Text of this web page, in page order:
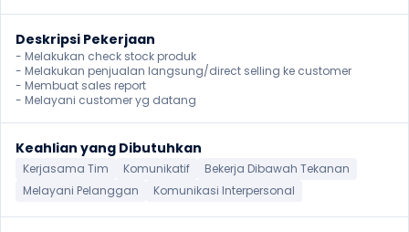
Deskripsi Pekerjaan
- Melakukan check stock produk
- Melakukan penjualan langsung/direct selling ke customer
- Membuat sales report
- Melayani customer yg datang
Keahlian yang Dibutuhkan
Kerjasama Tim Komunikatif
Bekerja Dibawah Tekanan
Melayani Pelanggan
Komunikasi Interpersonal